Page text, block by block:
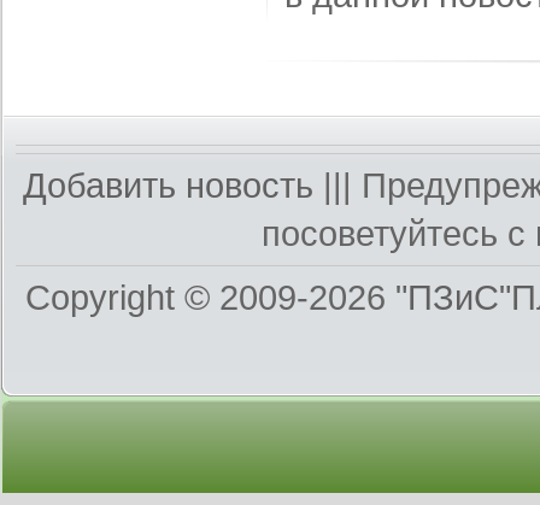
Добавить новость |||
посоветуйтесь
Copyright © 2009-2026